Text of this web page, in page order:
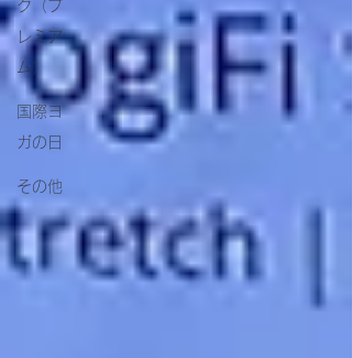
ク（プ
レミア
ム）
国際ヨ
ガの日
その他